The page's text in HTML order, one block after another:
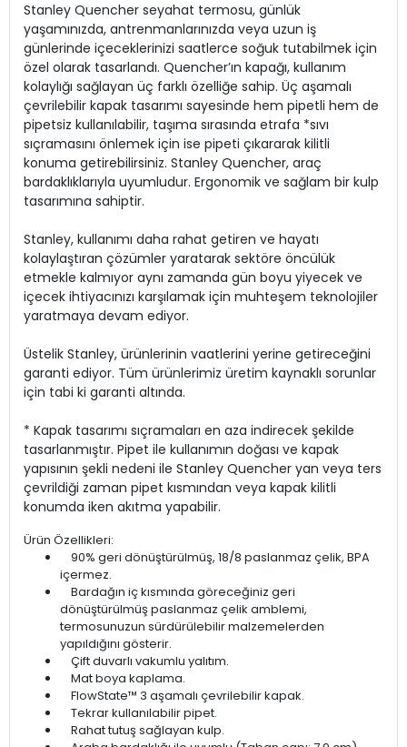
Stanley Quencher seyahat termosu, günlük
yaşamınızda, antrenmanlarınızda veya uzun iş
günlerinde içeceklerinizi saatlerce soğuk tutabilmek için
özel olarak tasarlandı. Quencher’ın kapağı, kullanım
kolaylığı sağlayan üç farklı özelliğe sahip. Üç aşamalı
çevrilebilir kapak tasarımı sayesinde hem pipetli hem de
pipetsiz kullanılabilir, taşıma sırasında etrafa *sıvı
sıçramasını önlemek için ise pipeti çıkararak kilitli
konuma getirebilirsiniz. Stanley Quencher, araç
bardaklıklarıyla uyumludur. Ergonomik ve sağlam bir kulp
tasarımına sahiptir.
Stanley, kullanımı daha rahat getiren ve hayatı
kolaylaştıran çözümler yaratarak sektöre öncülük
etmekle kalmıyor aynı zamanda gün boyu yiyecek ve
içecek ihtiyacınızı karşılamak için muhteşem teknolojiler
yaratmaya devam ediyor.
Üstelik Stanley, ürünlerinin vaatlerini yerine getireceğini
garanti ediyor. Tüm ürünlerimiz üretim kaynaklı sorunlar
için tabi ki garanti altında.
* Kapak tasarımı sıçramaları en aza indirecek şekilde
tasarlanmıştır. Pipet ile kullanımın doğası ve kapak
yapısının şekli nedeni ile Stanley Quencher yan veya ters
çevrildiği zaman pipet kısmından veya kapak kilitli
konumda iken akıtma yapabilir.
Ürün Özellikleri:
90% geri dönüştürülmüş, 18/8 paslanmaz çelik, BPA
içermez.
Bardağın iç kısmında göreceğiniz geri
dönüştürülmüş paslanmaz çelik amblemi,
termosunuzun sürdürülebilir malzemelerden
yapıldığını gösterir.
Çift duvarlı vakumlu yalıtım.
Mat boya kaplama.
FlowState™ 3 aşamalı çevrilebilir kapak.
Tekrar kullanılabilir pipet.
Rahat tutuş sağlayan kulp.